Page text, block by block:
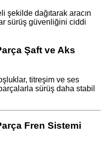
şekilde dağıtarak aracın
sürüş güvenliğini ciddi
Şaft ve Aks
titreşim ve ses
sürüş daha stabil
Fren Sistemi